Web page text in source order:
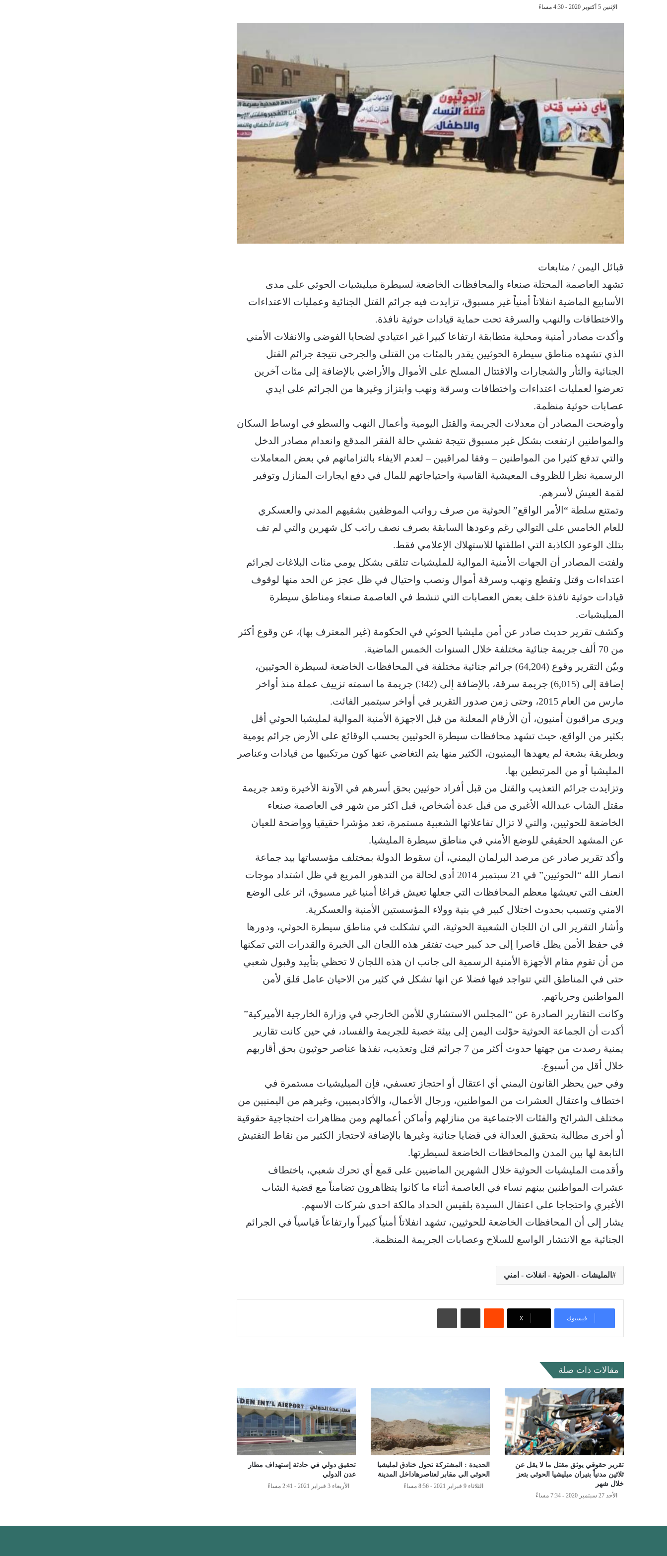
الإثنين 5 أكتوبر 2020 - 4:30 مساءً
قبائل اليمن / متابعات
تشهد العاصمة المحتلة صنعاء والمحافظات الخاضعة لسيطرة ميليشيات الحوثي على مدى
الأسابيع الماضية انفلاتاً أمنياً غير مسبوق، تزايدت فيه جرائم القتل الجنائية وعمليات الاعتداءات
والاختطافات والنهب والسرقة تحت حماية قيادات حوثية نافذة.
وأكدت مصادر أمنية ومحلية متطابقة ارتفاعا كبيرا غير اعتيادي لضحايا الفوضى والانفلات الأمني
الذي تشهده مناطق سيطرة الحوثيين يقدر بالمئات من القتلى والجرحى نتيجة جرائم القتل
الجنائية والثأر والشجارات والاقتتال المسلح على الأموال والأراضي بالإضافة إلى مئات آخرين
تعرضوا لعمليات اعتداءات واختطافات وسرقة ونهب وابتزاز وغيرها من الجرائم على ايدي
عصابات حوثية منظمة.
وأوضحت المصادر أن معدلات الجريمة والقتل اليومية وأعمال النهب والسطو في اوساط السكان
والمواطنين ارتفعت بشكل غير مسبوق نتيجة تفشي حالة الفقر المدقع وانعدام مصادر الدخل
والتي تدفع كثيرا من المواطنين – وفقا لمراقبين – لعدم الايفاء بالتزاماتهم في بعض المعاملات
الرسمية نظرا للظروف المعيشية القاسية واحتياجاتهم للمال في دفع ايجارات المنازل وتوفير
لقمة العيش لأسرهم.
وتمتنع سلطة “الأمر الواقع” الحوثية من صرف رواتب الموظفين بشقيهم المدني والعسكري
للعام الخامس على التوالي رغم وعودها السابقة بصرف نصف راتب كل شهرين والتي لم تف
بتلك الوعود الكاذبة التي اطلقتها للاستهلاك الإعلامي فقط.
ولفتت المصادر أن الجهات الأمنية الموالية للمليشيات تتلقى بشكل يومي مئات البلاغات لجرائم
اعتداءات وقتل وتقطع ونهب وسرقة أموال ونصب واحتيال في ظل عجز عن الحد منها لوقوف
قيادات حوثية نافذة خلف بعض العصابات التي تنشط في العاصمة صنعاء ومناطق سيطرة
الميليشيات.
وكشف تقرير حديث صادر عن أمن مليشيا الحوثي في الحكومة (غير المعترف بها)، عن وقوع أكثر
من 70 ألف جريمة جنائية مختلفة خلال السنوات الخمس الماضية.
وبيّن التقرير وقوع (64,204) جرائم جنائية مختلفة في المحافظات الخاضعة لسيطرة الحوثيين،
إضافة إلى (6,015) جريمة سرقة، بالإضافة إلى (342) جريمة ما اسمته تزييف عملة منذ أواخر
مارس من العام 2015، وحتى زمن صدور التقرير في أواخر سبتمبر الفائت.
ويرى مراقبون أمنيون، أن الأرقام المعلنة من قبل الاجهزة الأمنية الموالية لمليشيا الحوثي أقل
بكثير من الواقع، حيث تشهد محافظات سيطرة الحوثيين بحسب الوقائع على الأرض جرائم يومية
وبطريقة بشعة لم يعهدها اليمنيون، الكثير منها يتم التغاضي عنها كون مرتكبيها من قيادات وعناصر
المليشيا أو من المرتبطين بها.
وتزايدت جرائم التعذيب والقتل من قبل أفراد حوثيين بحق أسرهم في الآونة الأخيرة وتعد جريمة
مقتل الشاب عبدالله الأغبري من قبل عدة أشخاص، قبل اكثر من شهر في العاصمة صنعاء
الخاضعة للحوثيين، والتي لا تزال تفاعلاتها الشعبية مستمرة، تعد مؤشرا حقيقيا وواضحة للعيان
عن المشهد الحقيقي للوضع الأمني في مناطق سيطرة المليشيا.
وأكد تقرير صادر عن مرصد البرلمان اليمني، أن سقوط الدولة بمختلف مؤسساتها بيد جماعة
انصار الله “الحوثيين” في 21 سبتمبر 2014 أدى لحالة من التدهور المريع في ظل اشتداد موجات
العنف التي تعيشها معظم المحافظات التي جعلها تعيش فراغا أمنيا غير مسبوق، اثر على الوضع
الامني وتسبب بحدوث اختلال كبير في بنية وولاء المؤسستين الأمنية والعسكرية.
وأشار التقرير الى ان اللجان الشعبية الحوثية، التي تشكلت في مناطق سيطرة الحوثي، ودورها
في حفظ الأمن يظل قاصرا إلى حد كبير حيث تفتقر هذه اللجان الى الخبرة والقدرات التي تمكنها
من أن تقوم مقام الأجهزة الأمنية الرسمية الى جانب ان هذه اللجان لا تحظي بتأييد وقبول شعبي
حتى في المناطق التي تتواجد فيها فضلا عن انها تشكل في كثير من الاحيان عامل قلق لأمن
المواطنين وحرياتهم.
وكانت التقارير الصادرة عن “المجلس الاستشاري للأمن الخارجي في وزارة الخارجية الأميركية”
أكدت أن الجماعة الحوثية حوّلت اليمن إلى بيئة خصبة للجريمة والفساد، في حين كانت تقارير
يمنية رصدت من جهتها حدوث أكثر من 7 جرائم قتل وتعذيب، نفذها عناصر حوثيون بحق أقاربهم
خلال أقل من أسبوع.
وفي حين يحظر القانون اليمني أي اعتقال أو احتجاز تعسفي، فإن الميليشيات مستمرة في
اختطاف واعتقال العشرات من المواطنين، ورجال الأعمال، والأكاديميين، وغيرهم من اليمنيين من
مختلف الشرائح والفئات الاجتماعية من منازلهم وأماكن أعمالهم ومن مظاهرات احتجاجية حقوقية
أو أخرى مطالبة بتحقيق العدالة في قضايا جنائية وغيرها بالإضافة لاحتجاز الكثير من نقاط التفتيش
التابعة لها بين المدن والمحافظات الخاضعة لسيطرتها.
وأقدمت المليشيات الحوثية خلال الشهرين الماضيين على قمع أي تحرك شعبي، باختطاف
عشرات المواطنين بينهم نساء في العاصمة أثناء ما كانوا يتظاهرون تضامناً مع قضية الشاب
الأغبري واحتجاجا على اعتقال السيدة بلقيس الحداد مالكة احدى شركات الاسهم.
يشار إلى أن المحافظات الخاضعة للحوثيين، تشهد انفلاتاً أمنياً كبيراً وارتفاعاً قياسياً في الجرائم
الجنائية مع الانتشار الواسع للسلاح وعصابات الجريمة المنظمة.
المليشات - الحوثية - انفلات - امني
فيسبوك ‫X
مقالات ذات صلة
تقرير حقوقي يوثق مقتل ما لا يقل عن
ثلاثين مدنياً بنيران ميليشيا الحوثي بتعز
خلال شهر
الأحد 27 سبتمبر 2020 - 7:34 مساءً
الحديدة : المشتركة تحول خنادق لمليشيا
الحوثي الي مقابر لعناصرهاداخل المدينة
الثلاثاء 9 فبراير 2021 - 8:56 مساءً
تحقيق دولي في حادثة إستهداف مطار
عدن الدولي
الأربعاء 3 فبراير 2021 - 2:41 مساءً